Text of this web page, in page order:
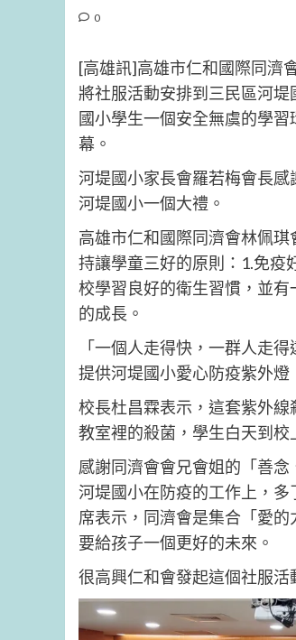
0
[高雄訊]高雄市仁和國際同濟
將社服活動安排到三民區河
國小學生一個安全無虞的學
幕。
河堤國小家長會羅若梅會長
河堤國小一個大禮。
高雄市仁和國際同濟會林佩
持讓學童三好的原則：1.免疫
校學習良好的衛生習慣，並
的成長。
「一個人走得快，一群人走
提供河堤國小愛心防疫紫外燈
校長杜昌霖表示，這套紫外
教室裡的殺菌，學生白天到校
感謝同濟會會兄會姐的「善
河堤國小在防疫的工作上，
席表示，同濟會是集合「愛
要給孩子一個更好的未來。
很高興仁和會發起這個社服